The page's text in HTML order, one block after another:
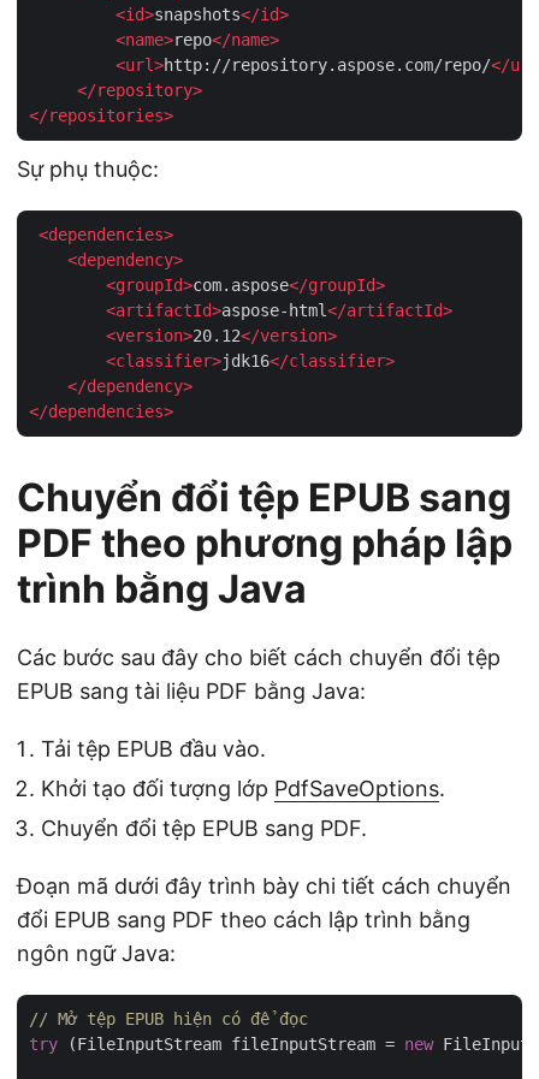
<id>snapshots</id>
<name>repo</name>
<url>http://repository.aspose.com/repo/</url
</repository>
</repositories>
Sự phụ thuộc:
<dependencies>
<dependency>
<groupId>com.aspose</groupId>
<artifactId>aspose-html</artifactId>
<version>20.12</version>
<classifier>jdk16</classifier>
</dependency>
</dependencies>
Chuyển đổi tệp EPUB sang
PDF theo phương pháp lập
trình bằng Java
Các bước sau đây cho biết cách chuyển đổi tệp
EPUB sang tài liệu PDF bằng Java:
Tải tệp EPUB đầu vào.
Khởi tạo đối tượng lớp PdfSaveOptions.
Chuyển đổi tệp EPUB sang PDF.
Đoạn mã dưới đây trình bày chi tiết cách chuyển
đổi EPUB sang PDF theo cách lập trình bằng
ngôn ngữ Java:
// Mở tệp EPUB hiện có để đọc
try (FileInputStream fileInputStream = new